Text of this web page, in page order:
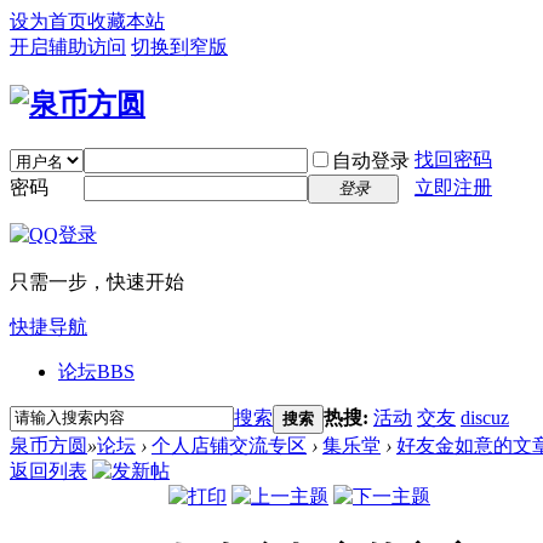
设为首页收藏本站
开启辅助访问 切换到窄版
自动登录 找回密码
密码
登录 立即注册
只需一步，快速开始
快捷导航
论坛BBS
搜索 搜索 热搜: 活动 交友 discuz
泉币方圆 »论坛 › 个人店铺交流专区 › 集乐堂 › 好友金如意的文
返回列表